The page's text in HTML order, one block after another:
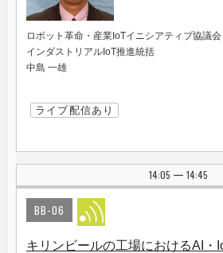
ロボット革命・産業IoTイニシアティブ協議会
インダストリアルIoT推進統括
中島 一雄
ライブ配信あり
14:05 | 14:45
BB-06
キリンビールの工場におけるAI・